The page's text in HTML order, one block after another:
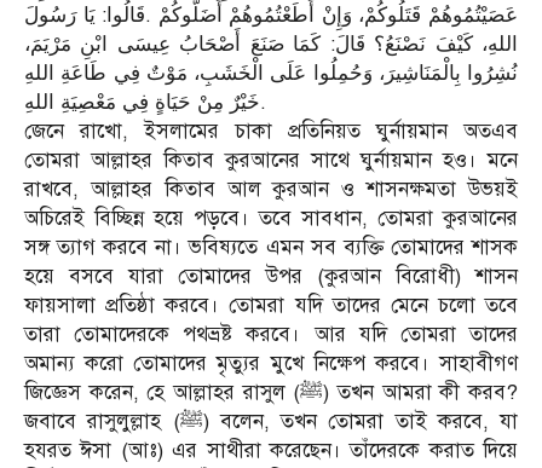
عَصَيْتُمُوهُمْ قَتَلُوكُمْ، وَإِنْ أَطَعْتُمُوهُمْ أَضَلُّوكُمْ .قَالُوا: يَا رَسُولَ
اللهِ، كَيْفَ نَصْنَعُ؟ قَالَ: كَمَا صَنَعَ أَصْحَابُ عِيسَى ابْنِ مَرْيَمَ،
نُشِرُوا بِالْمَنَاشِيرَ، وَحُمِلُوا عَلَى الْخَشَبِ، مَوْتٌ فِي طَاعَةِ اللهِ
خَيْرٌ مِنْ حَيَاةٍ فِي مَعْصِيَةِ اللهِ.
জেনে রাখো, ইসলামের চাকা প্রতিনিয়ত ঘুর্নায়মান অতএব
তোমরা আল্লাহর কিতাব কুরআনের সাথে ঘুর্নায়মান হও। মনে
রাখবে, আল্লাহর কিতাব আল কুরআন ও শাসনক্ষমতা উভয়ই
অচিরেই বিচ্ছিন্ন হয়ে পড়বে। তবে সাবধান, তোমরা কুরআনের
সঙ্গ ত্যাগ করবে না। ভবিষ্যতে এমন সব ব্যক্তি তোমাদের শাসক
হয়ে বসবে যারা তোমাদের উপর (কুরআন বিরোধী) শাসন
ফায়সালা প্রতিষ্ঠা করবে। তোমরা যদি তাদের মেনে চলো তবে
তারা তোমাদেরকে পথভ্রষ্ট করবে। আর যদি তোমরা তাদের
অমান্য করো তোমাদের মৃত্যুর মুখে নিক্ষেপ করবে। সাহাবীগণ
জিজ্ঞেস করেন, হে আল্লাহর রাসুল (ﷺ) তখন আমরা কী করব?
জবাবে রাসুলুল্লাহ (ﷺ) বলেন, তখন তোমরা তাই করবে, যা
হযরত ঈসা (আঃ) এর সাথীরা করেছেন। তাঁদেরকে করাত দিয়ে